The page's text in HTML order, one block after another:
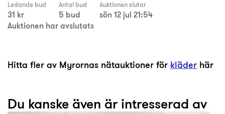
Ledande bud
31 kr
Antal bud
5 bud
Auktionen slutar
sön 12 jul 21:54
Auktionen har avslutats
Hitta fler av Myrornas nätauktioner för kläder här
Du kanske även är intresserad av